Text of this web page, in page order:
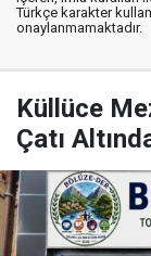
Türkçe karakter
onaylanmamaktadır.
Küllüce
Çatı